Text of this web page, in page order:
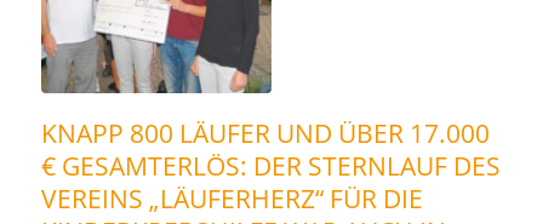
KNAPP 800 LÄUFER UND ÜBER 17.000
€ GESAMTERLÖS: DER STERNLAUF DES
VEREINS „LÄUFERHERZ“ FÜR DIE